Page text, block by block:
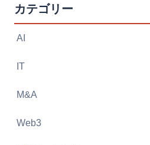
カテゴリー
AI
IT
M&A
Web3